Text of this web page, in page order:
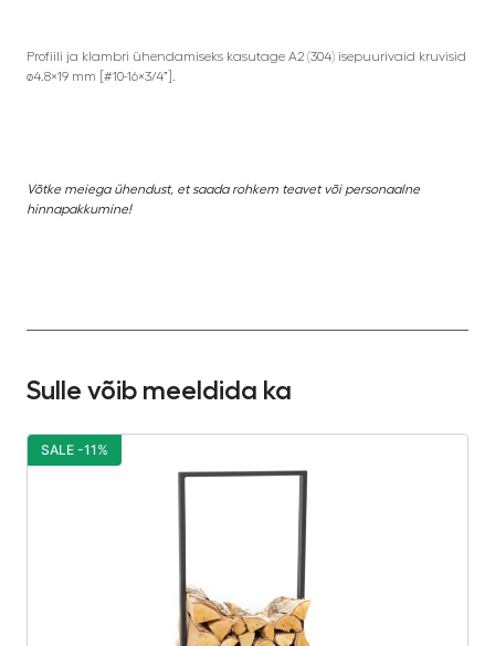
Profiili ja klambri ühendamiseks kasutage A2 (304) isepuurivaid kruvisid
ø4.8×19 mm [#10-16×3/4”].
Võtke meiega ühendust, et saada rohkem teavet või personaalne
hinnapakkumine!
Sulle võib meeldida ka
SALE -11%